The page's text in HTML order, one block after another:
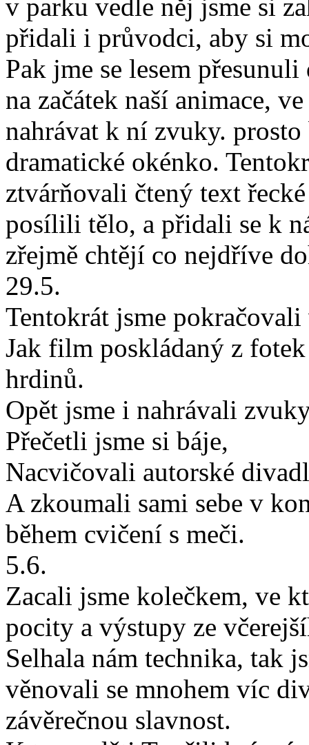
v parku vedle něj jsme si
přidali i průvodci, aby si
Pak jme se lesem
na začátek naší animace,
nahrávat k ní zvuky.
dramatické okénko.
ztvárňovali čtený text
posílili tělo, a přidali se k
zřejmě chtějí co nejdříve
29.5.
Tentokrát jsme
Jak film poskládaný z
hrdinů.
Opět jsme i nahrávali
Přečetli jsme si báje,
Nacvičovali autorské
A zkoumali sami sebe v
během cvičení s meči.
5.6.
Zacali jsme kolečkem, ve
pocity a výstupy ze
Selhala nám technika, tak
věnovali se mnohem víc
závěrečnou slavnost.